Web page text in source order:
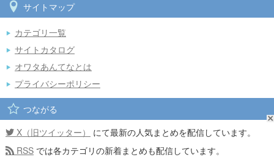
サイトマップ
カテゴリ一覧
サイトカタログ
オワタあんてなとは
プライバシーポリシー
つながる
X（旧ツイッター）
にて最新の人気まとめを配信しています。
RSS では各カテゴリの新着まとめも配信しています。